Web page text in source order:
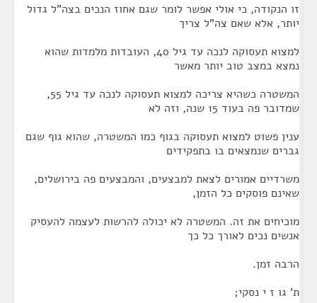
זו הנקודה, כי אולי אפשר לומר שגם אחוז הנכים בצה"ל גדול
יותר, אלא שאם צה"ל צריך
למצוא תעסוקה לנכה עד גיל 40, העובדות מלמדות שהוא
נמצא במצב טוב יותר מאשר
המשטרה כשהיא צריכה למצוא תעסוקה לנכה עד גיל 55,
שמדובר פה בעוד 15 שנה, וזה לא
ענין פשוט למצוא תעסוקה בגוף כמו המשטרה, שהוא גוף שגם
גברים שנמצאים בו בתפקידים
משרדיים אמורים לצאת למבצעים, והמבצעים פה בירושלים,
שאינם פוסקים כל הזמן,
מוכיחים את זה. המשטרה לא יכולה להרשות לעצמה להעסיק
אנשים נכים לאורך כל כך
הרבה זמן.
ת' גו ז י נסקי;